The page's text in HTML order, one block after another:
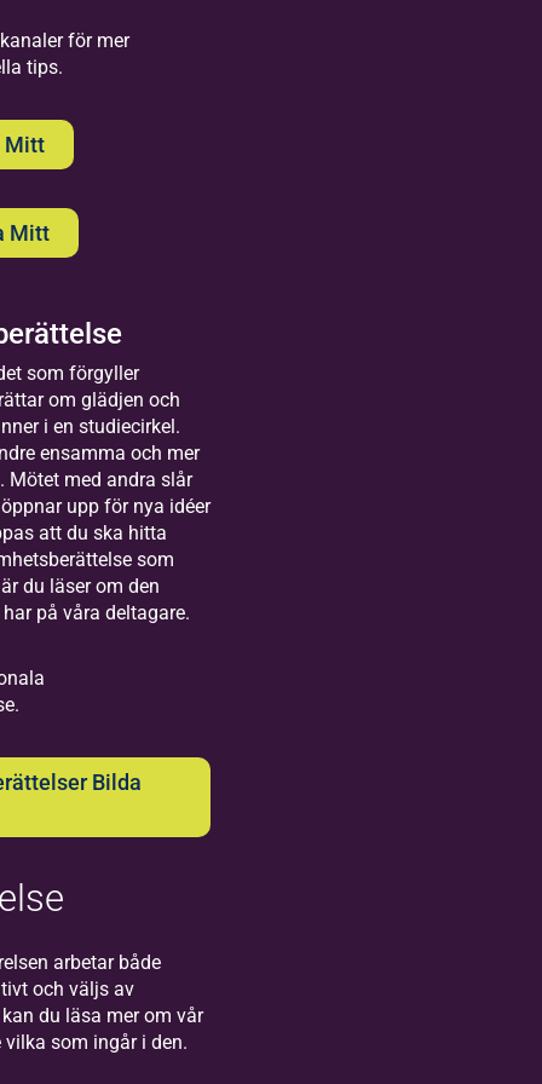
kan Malu
ng
202
6-0
8-2
2
Ko
mm
and
e
laga
som vill
dig mer om
hand om
kläder och
Här
till
i Sundsvall
för mer
tips.
Mitt
Mitt
som förgyller
om glädjen och
i en studiecirkel.
ensamma och mer
Mötet med andra slår
upp för nya idéer
att du ska hitta
som
du läser om den
på våra deltagare.
Bilda
arbetar både
och väljs av
du läsa mer om vår
som ingår i den.